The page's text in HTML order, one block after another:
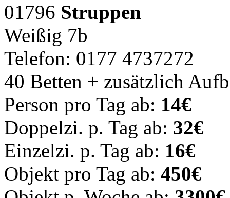
01796 Struppen
Weißig 7b
Telefon: 0177 4737272
40 Betten + zusätzlich
Person pro Tag ab: 14€
Doppelzi. p. Tag ab: 32€
Einzelzi. p. Tag ab: 16€
Objekt pro Tag ab: 450€